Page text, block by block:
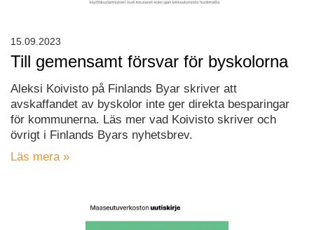
Till gemensamt försvar för byskolorna
Aleksi Koivisto på Finlands Byar skriver att
avskaffandet av byskolor inte ger direkta besparingar
för kommunerna. Läs mer vad Koivisto skriver och
övrigt i Finlands Byars nyhetsbrev.
Läs mera »
15.09.2023